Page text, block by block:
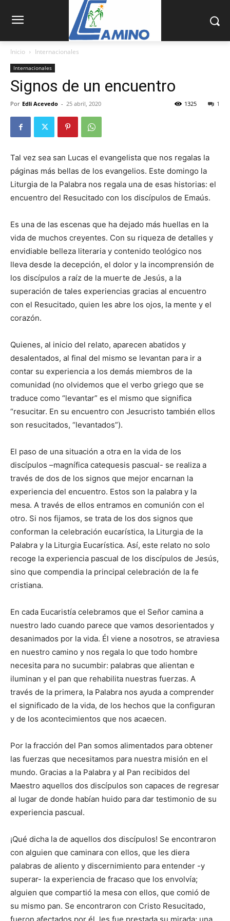
Inicio Internacionales
Internacionales
Signos de un encuentro
Por Edli Acevedo - 25 abril, 2020 1
1325
Tal vez sea san Lucas el evangelista que nos regalas la
páginas más bellas de los evangelios. Este do­mingo la
Liturgia de la Palabra nos regala una de esas historias: el
encuentro del Resucitado con los discípulos de Emaús.
Es una de las escenas que ha dejado más huellas en la
vida de muchos creyentes. Con su riqueza de detalles y
envidiable belleza ­literaria y contenido teológico nos
lleva desde la decepción, el dolor y la incomprensión de
los discípulos a raíz de la muerte de Jesús, a la
superación de tales experiencias gracias al encuentro
con el Resu­citado, quien les abre los ojos, la mente y el
corazón.
Quienes, al inicio del relato, apa­recen abatidos y
desalentados, al final del mismo se levantan para ir a
contar su experiencia a los demás miembros de la
comunidad (no olvidemos que el verbo griego que se
traduce como “levantar” es el mismo que significa
“resucitar. En su encuentro con Jesucristo también ellos
son resucitados, “levantados”).
El paso de una situación a otra en la vida de los
discípulos –magnífica catequesis pascual- se realiza a
través de dos de los signos que mejor encarnan la
experiencia del encuentro. Estos son la palabra y la
mesa. A través de ellos entramos en comunión con el
otro. Si nos fija­mos, se trata de los dos signos que
conforman la celebración eucarística, la Liturgia de la
Palabra y la Liturgia Eucarística. Así, este relato no solo
recoge la experiencia pascual de los discípulos de Jesús,
sino que compendia la principal celebra­ción de la fe
cristiana.
En cada Eucaristía celebramos que el Señor camina a
nuestro lado cuando parece que vamos desorientados y
desanimados por la vida. Él viene a nosotros, se atraviesa
en nuestro camino y nos regala lo que todo hombre
necesita para no su­cumbir: palabras que alientan e
iluminan y el pan que rehabilita nuestras fuerzas. A
través de la primera, la Palabra nos ayuda a comprender
el significado de la vida, de los hechos que la configuran
y de los acontecimientos que nos acaecen.
Por la fracción del Pan somos alimentados para obtener
las fuer­zas que necesitamos para nuestra misión en el
mundo. Gracias a la Pa­labra y al Pan recibidos del
Maestro aquellos dos discípulos son capaces de regresar
al lugar de donde habían huido para dar testimonio de su
experiencia pascual.
¡Qué dicha la de aquellos dos discípulos! Se encontraron
con alguien que caminara con ellos, que les diera
palabras de aliento y discernimiento para entender -y
supe­rar- la experiencia de fracaso que los envolvía;
alguien que compartió la mesa con ellos, que comió de
su mismo pan. Se encontraron con Cristo Resucitado,